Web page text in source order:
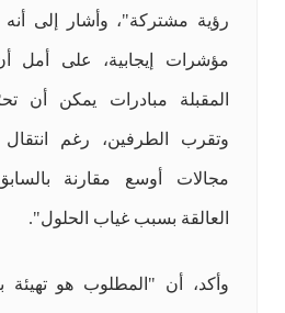
رؤية مشتركة"، وأشار إلى
مؤشرات إيجابية، على أمل
المقبلة مبادرات يمكن أن
وتقرب الطرفين، رغم انتقال
مجالات أوسع مقارنة
العالقة بسبب غياب الحلول".
وأكد، أن "المطلوب هو تهيئة